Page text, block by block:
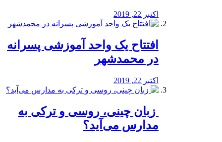
اکتبر 22, 2019
افتتاح یک واحد آموزشی پسرانه
در محمدشهر
اکتبر 22, 2019
️ زبان چینی، روسی و ترکی به
مدارس می‌آید؟